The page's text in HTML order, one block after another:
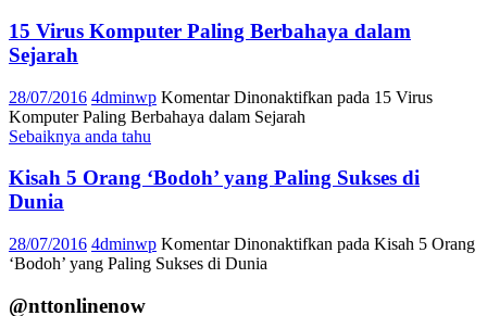
15 Virus Komputer Paling Berbahaya dalam
Sejarah
28/07/2016 4dminwp Komentar Dinonaktifkan pada 15 Virus
Komputer Paling Berbahaya dalam Sejarah
Sebaiknya anda tahu
Kisah 5 Orang ‘Bodoh’ yang Paling Sukses di
Dunia
28/07/2016 4dminwp Komentar Dinonaktifkan pada Kisah 5 Orang
‘Bodoh’ yang Paling Sukses di Dunia
@nttonlinenow